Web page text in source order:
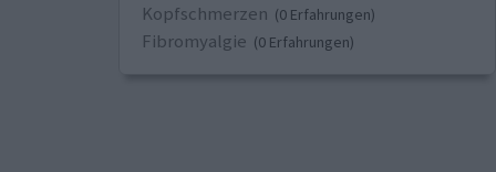
Kopfschmerzen (0 Erfahrungen)
Fibromyalgie (0 Erfahrungen)